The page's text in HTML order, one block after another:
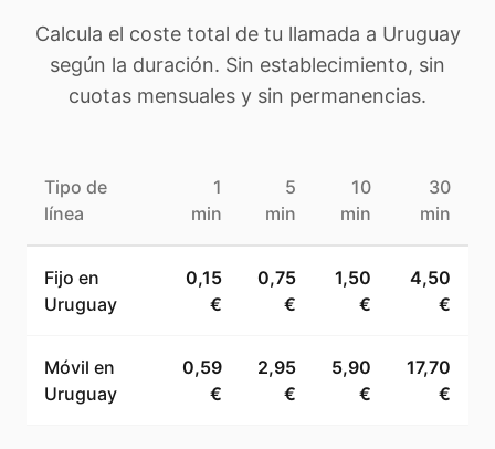
Calcula el coste total de tu llamada a Uruguay
según la duración. Sin establecimiento, sin
cuotas mensuales y sin permanencias.
Tipo de
línea
1
min
5
min
10
min
30
min
Fijo en
Uruguay
0,15
€
0,75
€
1,50
€
4,50
€
Móvil en
Uruguay
0,59
€
2,95
€
5,90
€
17,70
€